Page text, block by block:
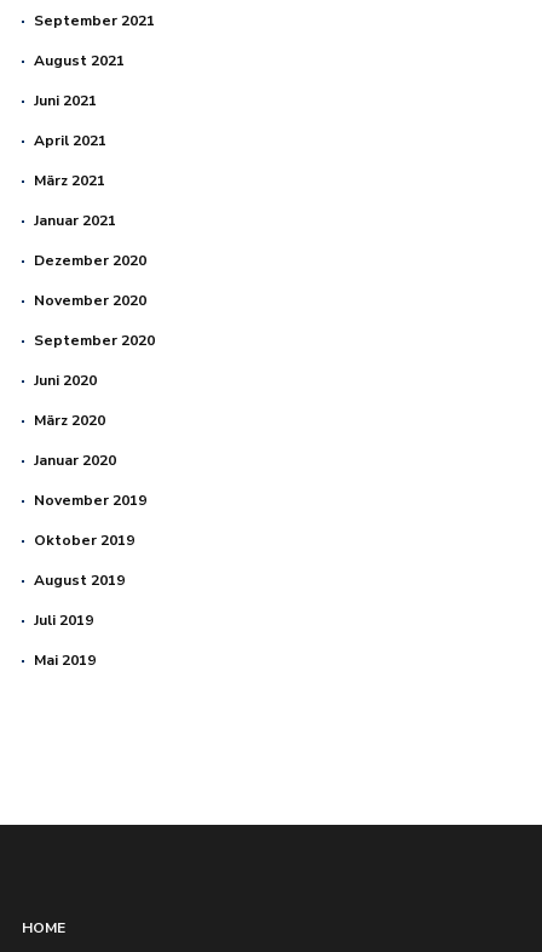
September 2021
August 2021
Juni 2021
April 2021
März 2021
Januar 2021
Dezember 2020
November 2020
September 2020
Juni 2020
März 2020
Januar 2020
November 2019
Oktober 2019
August 2019
Juli 2019
Mai 2019
HOME